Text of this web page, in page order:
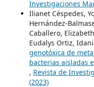
Investigaciones
Ilianet Céspedes,
Hernández-
Caballero,
Eudalys Ortiz,
genotóxica de
bacterias aisladas
, Revista de
(2023)